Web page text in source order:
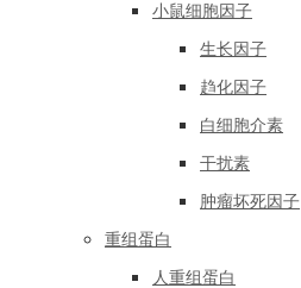
小鼠细胞因子
生长因子
趋化因子
白细胞介素
干扰素
肿瘤坏死因子
重组蛋白
人重组蛋白